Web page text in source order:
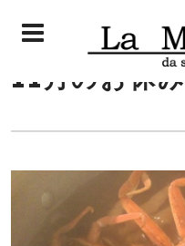
11月のお休み